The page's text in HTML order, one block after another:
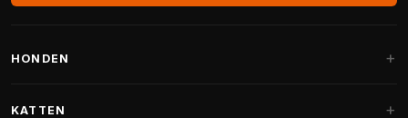
HONDEN
KATTEN